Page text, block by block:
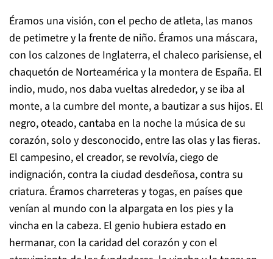
Éramos una visión, con el pecho de atleta, las manos
de petimetre y la frente de niño. Éramos una máscara,
con los calzones de Inglaterra, el chaleco parisiense, el
chaquetón de Norteamérica y la montera de España. El
indio, mudo, nos daba vueltas alrededor, y se iba al
monte, a la cumbre del monte, a bautizar a sus hijos. El
negro, oteado, cantaba en la noche la música de su
corazón, solo y desconocido, entre las olas y las fieras.
El campesino, el creador, se revolvía, ciego de
indignación, contra la ciudad desdeñosa, contra su
criatura. Éramos charreteras y togas, en países que
venían al mundo con la alpargata en los pies y la
vincha en la cabeza. El genio hubiera estado en
hermanar, con la caridad del corazón y con el